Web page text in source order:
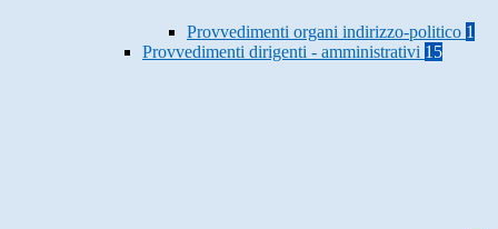
Provvedimenti organi indirizzo-politico 1
Provvedimenti dirigenti - amministrativi 15